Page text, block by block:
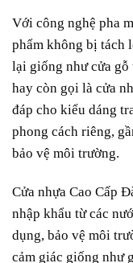
Với công nghệ pha
phẩm không bị tách
lại giống như cửa gỗ
hay còn gọi là cửa
đáp cho kiểu dáng
phong cách riêng,
bảo vệ môi trường.
Cửa nhựa Cao Cấp
nhập khẩu từ các
dụng, bảo vệ môi
cảm giác giống như